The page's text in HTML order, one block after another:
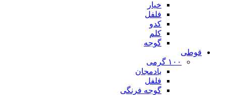
خیار
فلفل
کدو
کلم
گوجه
قوطی
۱۰۰ گرمی
بادمجان
فلفل
گوجه فرنگی